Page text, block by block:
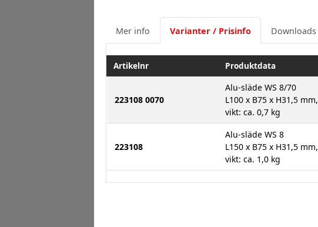
Mer info Varianter / Prisinfo Downloads
Artikelnr Produktdata
223108 0070
Alu-släde WS 8/70
L100 x B75 x H31,5 mm,
vikt: ca. 0,7 kg
223108
Alu-släde WS 8
L150 x B75 x H31,5 mm,
vikt: ca. 1,0 kg